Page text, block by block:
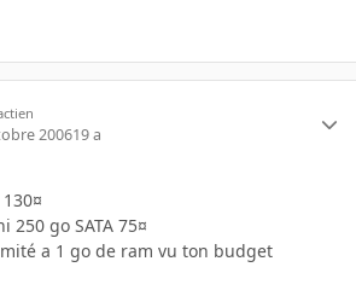
200619 a
250 go SATA 75¤
a 1 go de ram vu ton budget